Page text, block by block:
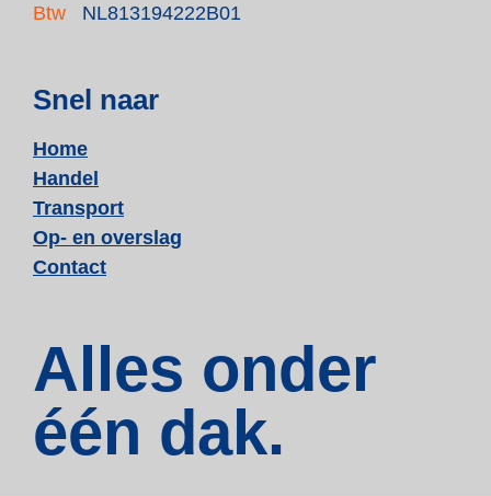
Btw
NL813194222B01
Snel naar
Home
Handel
Transport
Op- en overslag
Contact
Alles onder
één dak.